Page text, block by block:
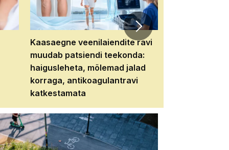
Kaasaegne veenilaiendite ravi
muudab patsiendi teekonda:
haigusleheta, mõlemad jalad
korraga, antikoagulantravi
katkestamata